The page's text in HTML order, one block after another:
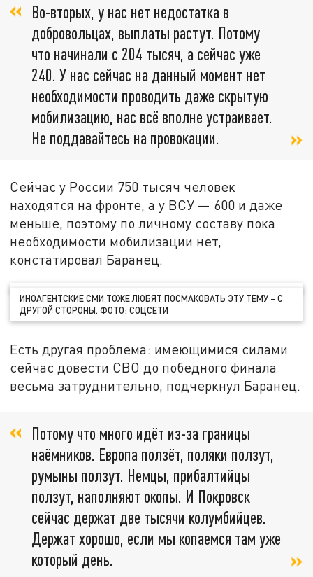
Во-вторых, у нас нет недостатка в
добровольцах, выплаты растут. Потому
что начинали с 204 тысяч, а сейчас уже
240. У нас сейчас на данный момент нет
необходимости проводить даже скрытую
мобилизацию, нас всё вполне устраивает.
Не поддавайтесь на провокации.
Сейчас у России 750 тысяч человек
находятся на фронте, а у ВСУ — 600 и даже
меньше, поэтому по личному составу пока
необходимости мобилизации нет,
констатировал Баранец.
ИНОАГЕНТСКИЕ СМИ ТОЖЕ ЛЮБЯТ ПОСМАКОВАТЬ ЭТУ ТЕМУ – С
ДРУГОЙ СТОРОНЫ. ФОТО: СОЦСЕТИ
Есть другая проблема: имеющимися силами
сейчас довести СВО до победного финала
весьма затруднительно, подчеркнул Баранец.
Потому что много идёт из-за границы
наёмников. Европа ползёт, поляки ползут,
румыны ползут. Немцы, прибалтийцы
ползут, наполняют окопы. И Покровск
сейчас держат две тысячи колумбийцев.
Держат хорошо, если мы копаемся там уже
который день.